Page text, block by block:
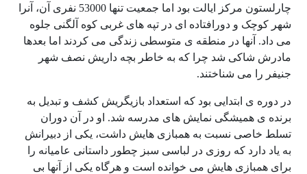
چارلستون مرکز ایالت بود اما جمعیت تنها 53000 نفری آن، آنرا
شهر کوچک و دورافتاده ای در تپه های غربی کوه آلگنی جلوه
می داد. آنها در منطقه ی متوسطی زندگی می کردند اما بعدها
مادرش شاکی شد چرا که به خاطر بچه داریش نصف شهر
جنیفر را می شناختند.
در دوره ی ابتدایی بود که استعداد بازیگریش کشف و تبدیل به
برنده ی همیشگی نمایش های مدرسه شد. او در آن دوران
تسلط خاصی نسبت به همبازی هایش داشت، یکی از دبیرانش
به یاد دارد که روزی در لباسی سبز چطور داستانی عامیانه را
برای همبازی هایش می خوانده است و هرگاه یکی از آنها بی